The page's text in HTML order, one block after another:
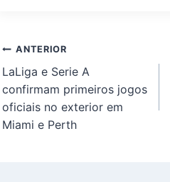
Navegação
de
Post
ANTERIOR
LaLiga e Serie A
confirmam primeiros jogos
oficiais no exterior em
Miami e Perth